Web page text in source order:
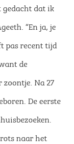
gedacht dat ik
“En ja, je
pas recent tijd
de
Na 27
De eerste
naar het